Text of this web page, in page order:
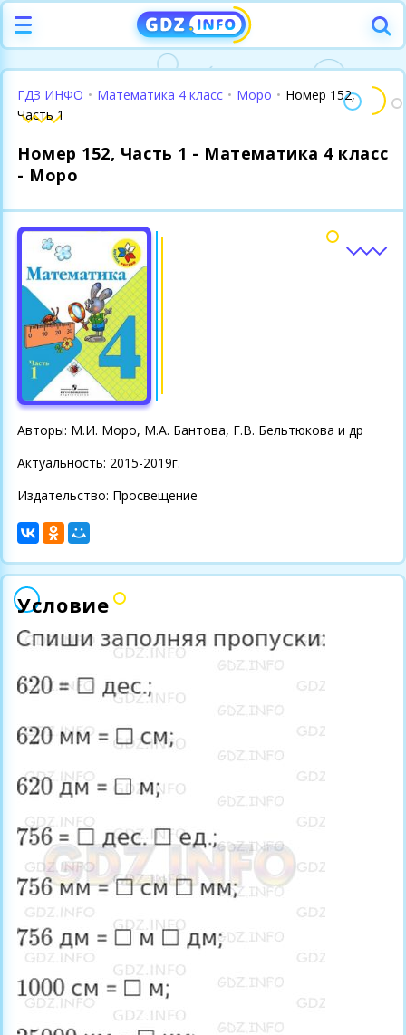
ГДЗ ИНФО • Математика 4 класс • Моро • Номер 152,
Часть 1
Номер 152, Часть 1 - Математика 4 класс
- Моро
Авторы: М.И. Моро, М.А. Бантова, Г.В. Бельтюкова и др
Актуальность: 2015-2019г.
Издательство: Просвещение
Условие